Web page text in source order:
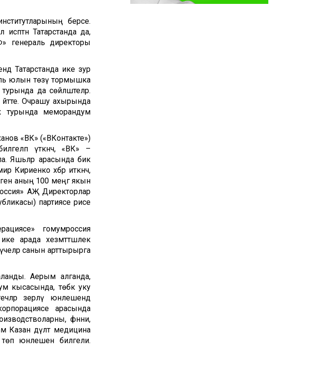
берсе.
Татарстанда да,
генераль директоры
Татарстанда ике зур
юлын төзү тормышка
да сөйләштеләр.
әйтте. Очрашу ахырында
турында меморандум
«ВК» («ВКонтакте»)
үткәнчә, «ВК» –
Яшьләр арасында бик
хәбәр иткәнчә,
аның 100 меңгә якын
АҖ Директорлар
партиясе рәисе
гомумроссия
арада хезмәттәшлек
санын арттырырга
Аерым алганда,
кысасында, төбәк уку
әзерләү юнәлешендә
арасында
фәнни,
Казан дәүләт медицина
юнәлешен билгели.